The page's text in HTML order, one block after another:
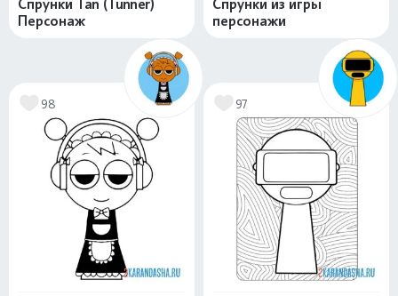
Спрунки Tan (Tunner)
Персонаж
Спрунки из игры
персонажи
98 97